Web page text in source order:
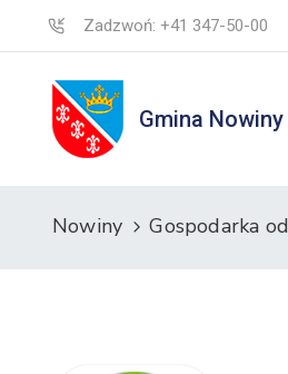
Zadzwoń: +41 347-50-00
Gmina Nowiny
Nowiny Gospodarka